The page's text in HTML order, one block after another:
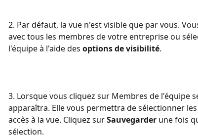
2. Par défaut, la vue n'est visible que par vous.
avec tous les membres de votre entreprise ou
l'équipe à l'aide des options de visibilité.
3. Lorsque vous cliquez sur Membres de l'équipe
apparaîtra. Elle vous permettra de sélectionner
accès à la vue. Cliquez sur Sauvegarder une fois
sélection.